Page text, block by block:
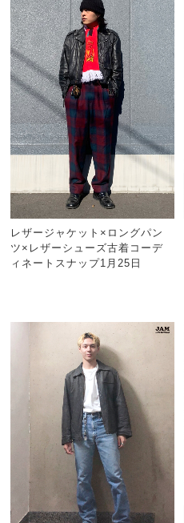
レザージャケット×ロングパン
ツ×レザーシューズ古着コーデ
ィネートスナップ1月25日